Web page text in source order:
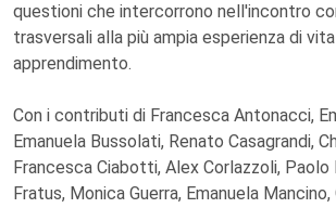
questioni che intercorrono nell'incontro
trasversali alla più ampia esperienza di
apprendimento.
Con i contributi di Francesca Antonacci,
Emanuela Bussolati, Renato Casagrandi,
Francesca Ciabotti, Alex Corlazzoli, Paolo
Fratus, Monica Guerra, Emanuela